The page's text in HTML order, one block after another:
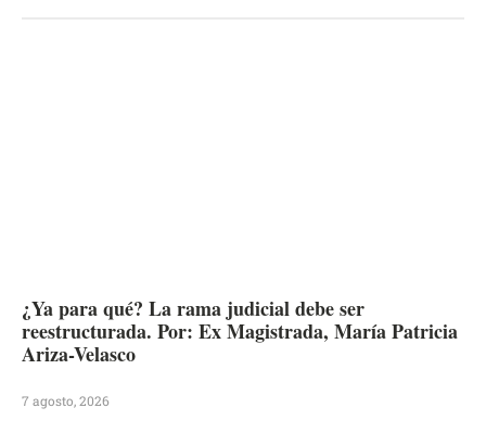
¿Ya para qué? La rama judicial debe ser
reestructurada. Por: Ex Magistrada, María Patricia
Ariza-Velasco
7 agosto, 2026